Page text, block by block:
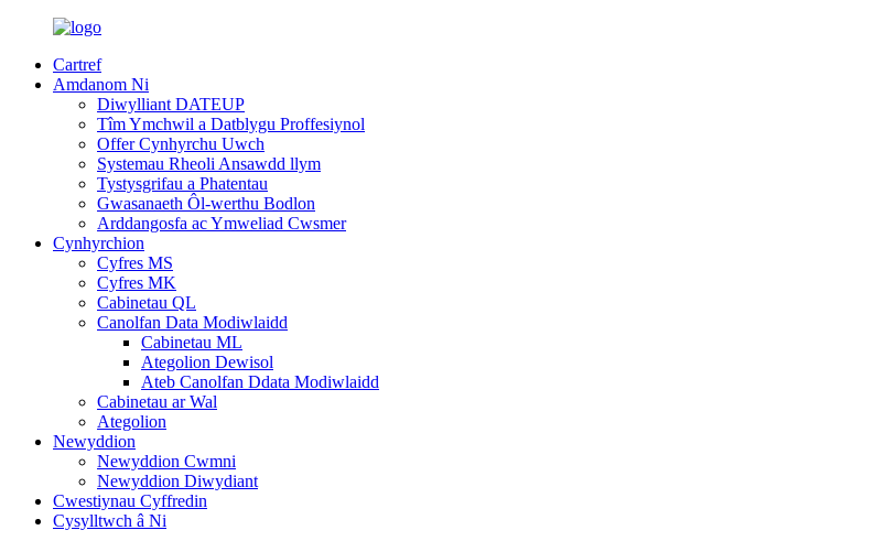
Cartref
Amdanom Ni
Diwylliant DATEUP
Tîm Ymchwil a Datblygu Proffesiynol
Offer Cynhyrchu Uwch
Systemau Rheoli Ansawdd llym
Tystysgrifau a Phatentau
Gwasanaeth Ôl-werthu Bodlon
Arddangosfa ac Ymweliad Cwsmer
Cynhyrchion
Cyfres MS
Cyfres MK
Cabinetau QL
Canolfan Data Modiwlaidd
Cabinetau ML
Ategolion Dewisol
Ateb Canolfan Ddata Modiwlaidd
Cabinetau ar Wal
Ategolion
Newyddion
Newyddion Cwmni
Newyddion Diwydiant
Cwestiynau Cyffredin
Cysylltwch â Ni